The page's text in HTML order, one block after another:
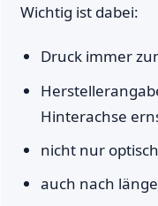
Wichtig ist dabei:
Druck immer
Hinterachse
nicht nur
auch nach